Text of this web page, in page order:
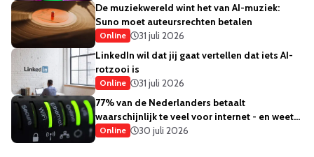
De muziekwereld wint het van AI-muziek:
Suno moet auteursrechten betalen
Online
31 juli 2026
LinkedIn wil dat jij gaat vertellen dat iets AI-
rotzooi is
Online
31 juli 2026
77% van de Nederlanders betaalt
waarschijnlijk te veel voor internet - en weet
het ook
Online 30 juli 2026